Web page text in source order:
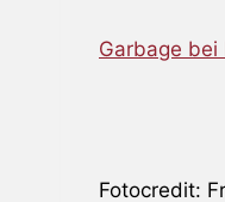
Garbage bei
Fotocredit: